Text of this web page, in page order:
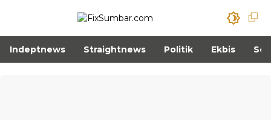
Indeptnews Straightnews Politik Ekbis